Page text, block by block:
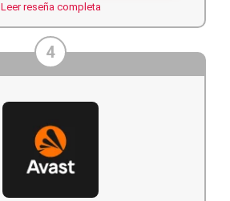
Leer reseña completa
4